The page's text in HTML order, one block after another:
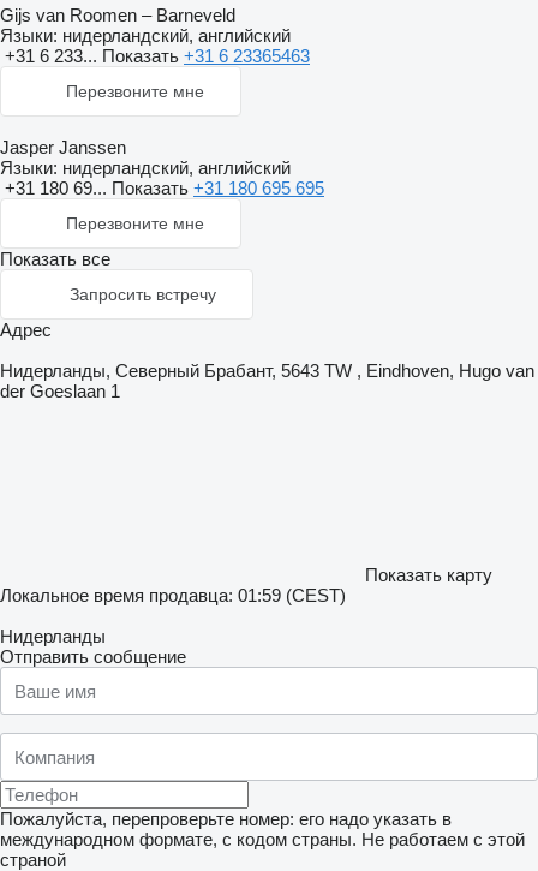
Gijs van Roomen – Barneveld
Языки: нидерландский, английский
+31 6 233... Показать +31 6 23365463
Перезвоните мне
Jasper Janssen
Языки: нидерландский, английский
+31 180 69... Показать +31 180 695 695
Перезвоните мне
Показать все
Запросить встречу
Адрес
Нидерланды, Северный Брабант, 5643 TW , Eindhoven, Hugo van
der Goeslaan 1
Показать карту
Локальное время продавца: 01:59 (CEST)
Нидерланды
Отправить сообщение
Пожалуйста, перепроверьте номер: его надо указать в
международном формате, с кодом страны. Не работаем с этой
страной